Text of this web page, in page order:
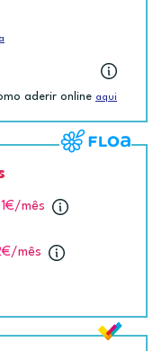
aderir online aqui
/mês
/mês